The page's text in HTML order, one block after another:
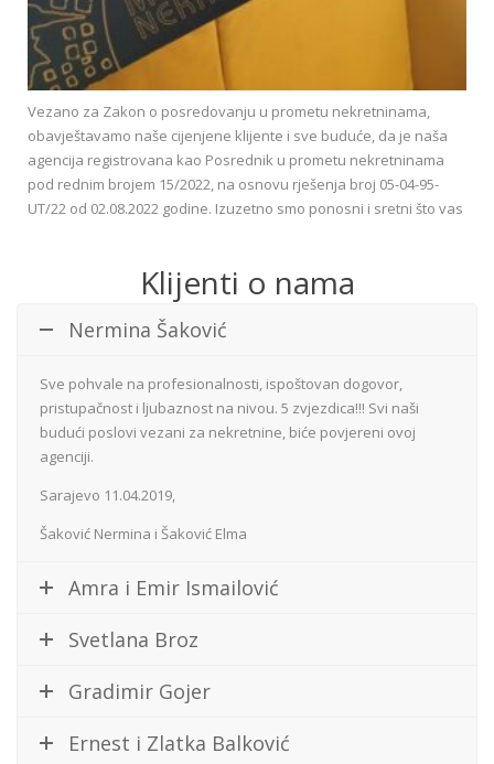
Vezano za Zakon o posredovanju u prometu nekretninama,
obavještavamo naše cijenjene klijente i sve buduće, da je naša
agencija registrovana kao Posrednik u prometu nekretninama
pod rednim brojem 15/2022, na osnovu rješenja broj 05-04-95-
UT/22 od 02.08.2022 godine. Izuzetno smo ponosni i sretni što vas
Klijenti o nama
Nermina Šaković
Sve pohvale na profesionalnosti, ispoštovan dogovor,
pristupačnost i ljubaznost na nivou. 5 zvjezdica!!! Svi naši
budući poslovi vezani za nekretnine, biće povjereni ovoj
agenciji.
Sarajevo 11.04.2019,
Šaković Nermina i Šaković Elma
Amra i Emir Ismailović
Svetlana Broz
Gradimir Gojer
Ernest i Zlatka Balković